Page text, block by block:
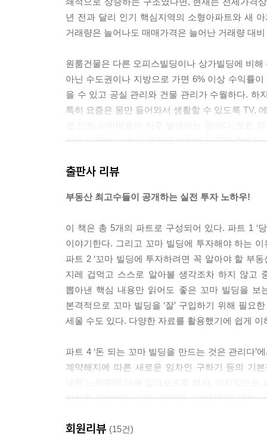
꼬마 빌딩 보유시 발생하는 세금 2_부가가치세
꼬마 빌딩 보유시 발생하는 세금 3_종합소득세
행복 투자를 위한 코칭 3_빌딩 관리가 적합한 사람
Part 5 꼬마 빌딩, 잘 파는 비결은 이것이다
꼬마 빌딩 가치 상승시키는 법 1_리모델링으로 거
꼬마 빌딩 가치 상승시키는 법 2_임대업종 변경
꼬마 빌딩 양도시 발생하는 세금 1_부가가치세
꼬마 빌딩 양도시 발생하는 세금 2_양도소득세
행복 투자를 위한 코칭 4_숨은 진주를 찾아 보석을
이 책을 마무리하며_행복한 꼬마 빌딩 주인이 될
『나도 꼬마 빌딩을 갖고 싶다』 저자와의 인터뷰
년 전과 달리 인기 핵심지역의 소형아파트와 새
거래량은 늘어나도 매매가격은 늘어난 거래량 대
원룸건물은 다른 오피스빌딩이나 상가빌딩에 비
아닌 수도권이나 지방으로 가면 6% 이상 수익률
을 수 있고 공실 관리와 건물 관리가 수월하다. 하
특히 요즘은 몸만 들어와서 생활할 수 있도록 TV,
일도 드물다. 그렇기 때문에 수익의 5~10% 정도
증진을 도모하기 위해 중복되지 않게 도시관리
적용되어 토지활용도가 가장 높고 그만큼 토지가
반’ 순으로 활용도가 높아 토지가격이 높다. 관리
능성이 있어서 투자성이 높다고 할 수 있다. 또한
지가 정해진다. 당연히 높은 건폐율과 용적률을
사선제한은 도시환경을 보호하기 위해 건축물의
결정하기 때문이다. 사선 제한은 도로사선제한과
전면도로나 반대쪽 경계선까지의 수평거리의 1.5
다. 일조권사선제한은 주변 건축물의 일조권을 확
출판사 리뷰
부동산 최고수들이 공개하는 실전 투자 노하우!
이 책은 총 5개의 파트로 구성되어 있다. 파트 1 ‘
이야기한다. 그리고 꼬마 빌딩에 투자해야 하는
파트 2 ‘꼬마 빌딩에 투자하려면 꼭 알아야 할 부
지레 겁먹고 스스로 알아볼 생각조차 하지 않고
뽑아낸 핵심 내용만 읽어도 좋은 꼬마 빌딩을 보
본격적으로 꼬마 빌딩을 ‘잘’ 구입하기 위해 필요
세울 수도 있다. 다양한 자료를 활용했기에 쉽게 이
파트 4 ‘돈 되는 꼬마 빌딩을 만드는 것은 관리다
계약해지에 따른 새로운 임차인 구하기 등의 기
지식을 알아본다. 꼬마 빌딩은 시세차익에 대한
가격도 천차만별이다. 그렇기 때문에 자신의 자금
회원리뷰 (15건)